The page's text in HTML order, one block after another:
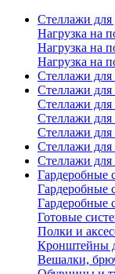
Стеллажи
Нагрузка на
Нагрузка на
Нагрузка на
Стеллажи для
Стеллажи
Стеллажи
Стеллажи
Стеллажи
Стеллажи для
Стеллажи для
Гардеробные
Готовые
Полки и
Кронштейны
Вешалки,